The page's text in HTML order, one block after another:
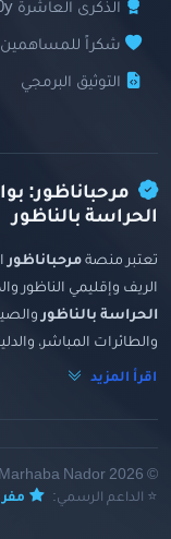
الذكرى العاشرة 10y
شكراً للمساهمين
التوثيق البرمجي
مرحباناظور:
الحراسة بالناظور
تعتبر منصة مرحباناظور
الريف وإقليمي الناظور
الحراسة بالناظور
والطائرات المباشر،
اقرأ المزيد
© 2026 Marhaba Nador. تطوير
⭐ الداعم الرسمي: